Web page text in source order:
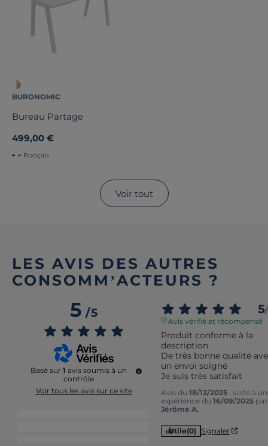
BURONOMIC
Bureau Partage
499,00 €
Français
Voir tout
LES AVIS DES AUTRES
CONSOMM’ACTEURS ?
5/5
Basé sur 1 avis soumis à un
contrôle
Voir tous les avis sur ce site
0
0
5/
Avis vérifié et récompensé
Produit conforme à la
description
De très bonne qualité
un envoi soigné
Je suis très satisfait
Avis du 18/12/2025
, suite à
expérience du 16/09/2025 par
Jérôme A.
Utile(0) Signaler